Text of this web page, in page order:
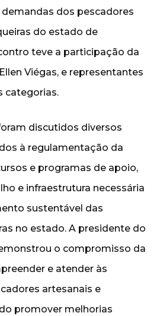
dos pescadores
do estado de
teve a participação da
Viégas, e representantes
categorias.
discutidos diversos
à regulamentação da
e programas de apoio,
e infraestrutura necessária
sustentável das
no estado. A presidente do
o compromisso da
e atender às
artesanais e
promover melhorias